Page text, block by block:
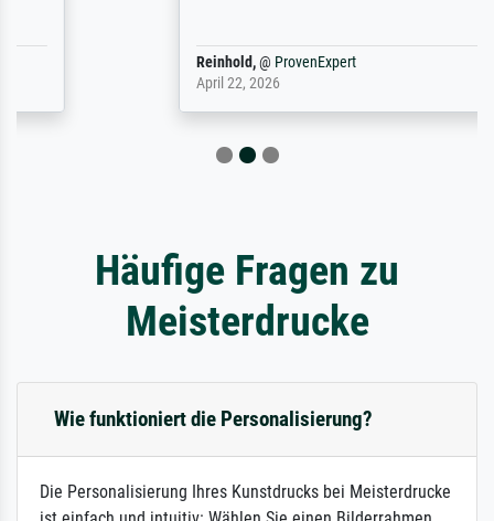
ProvenExpert
Häufige Fragen zu
Meisterdrucke
Wie funktioniert die Personalisierung?
Die Personalisierung Ihres Kunstdrucks bei Meisterdrucke